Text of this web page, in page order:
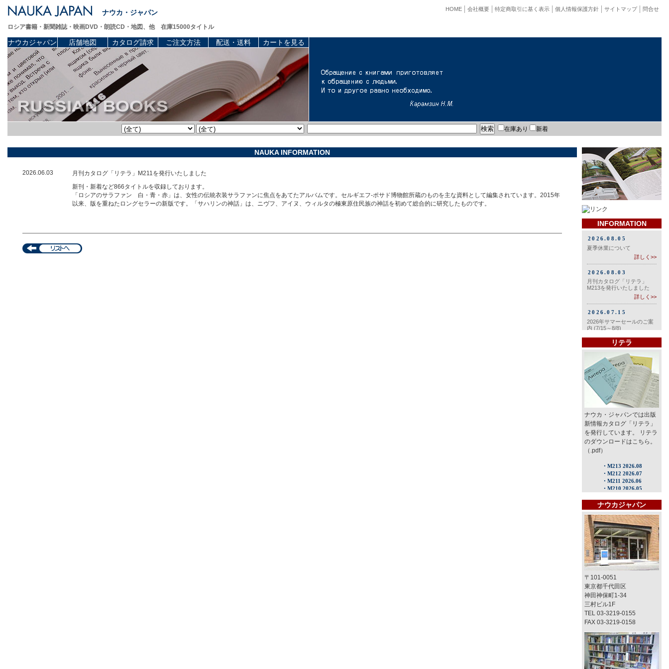
ナウカ・ジャパン 問合せ
サイトマップ
個人情報保護方針
特定商取引に基く表示
会社概要
HOME
ロシア書籍・新聞雑誌・映画DVD・朗読CD・地図、他 在庫15000タイトル
ナウカジャパン 店舗地図 カタログ請求 ご注文方法 配送・送料 カートを見る
在庫あり 新着
NAUKA INFORMATION
2026.06.03
月刊カタログ「リテラ」M211を発行いたしました
新刊・新着など866タイトルを収録しております。
「ロシアのサラファン 白・青・赤」は、女性の伝統衣装サラファンに焦点をあてたアルバムです。セルギエフ-ポサド博物館所蔵のものを主な資料として編集されています。2015年
以来、版を重ねたロングセラーの新版です。「サハリンの神話」は、ニヴフ、アイヌ、ウィルタの極東原住民族の神話を初めて総合的に研究したものです。
INFORMATION
リテラ
ナウカ・ジャパンでは出版
新情報カタログ「リテラ」
を発行しています。 リテラ
のダウンロードはこちら。
（.pdf）
ナウカジャパン
〒101-0051
東京都千代田区
神田神保町1-34
三村ビル1F
TEL 03-3219-0155
FAX 03-3219-0158